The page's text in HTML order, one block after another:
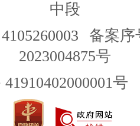
中段
备案序
2023004875号
号